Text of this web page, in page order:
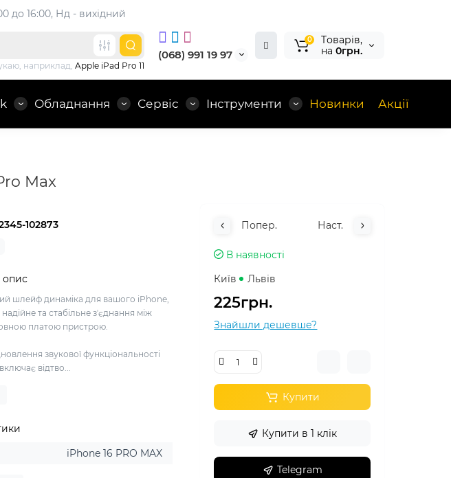
до 16:00, Нд - вихідний
(068) 991 19 97
наприклад, Apple iPad Pro 11
0
Tоварів,
на 0грн.
Обладнання Сервіс Інструменти Новинки Акції
Max
102873
опис
шлейф динаміка для вашого iPhone,
та стабільне зʼєднання між
платою пристрою.
звукової функціональності
відтво...
iPhone 16 PRO MAX
Попер. Наст.
В наявності
Київ
Львів
225грн.
Знайшли дешевше?
Купити
Купити в 1 клік
Telegram